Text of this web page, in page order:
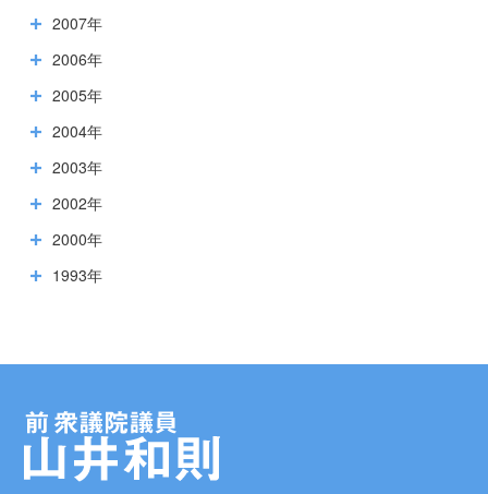
2007年
2006年
2005年
2004年
2003年
2002年
2000年
1993年